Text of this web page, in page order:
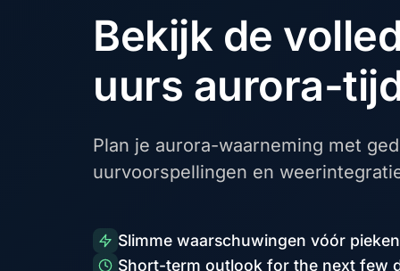
Bekijk de
uurs aurora-
Plan je aurora-waarneming met
uurvoorspellingen en
Slimme waarschuwingen vóór pieken
Short-term outlook for the next few